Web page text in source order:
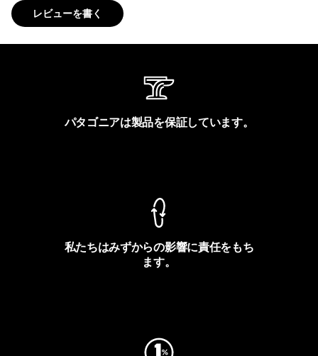
レビューを書く
パタゴニアは製品を保証しています。
私たちはみずからの影響に責任をもち
ます。